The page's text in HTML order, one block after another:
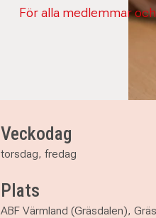
För alla medlemmar
Veckodag
torsdag, fredag
Plats
ABF Värmland (Gräsdalen),